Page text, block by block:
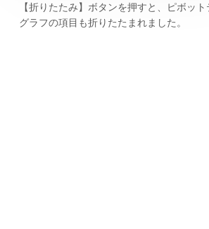
【折りたたみ】ボタンを押すと、ピボッ
グラフの項目も折りたたまれました。